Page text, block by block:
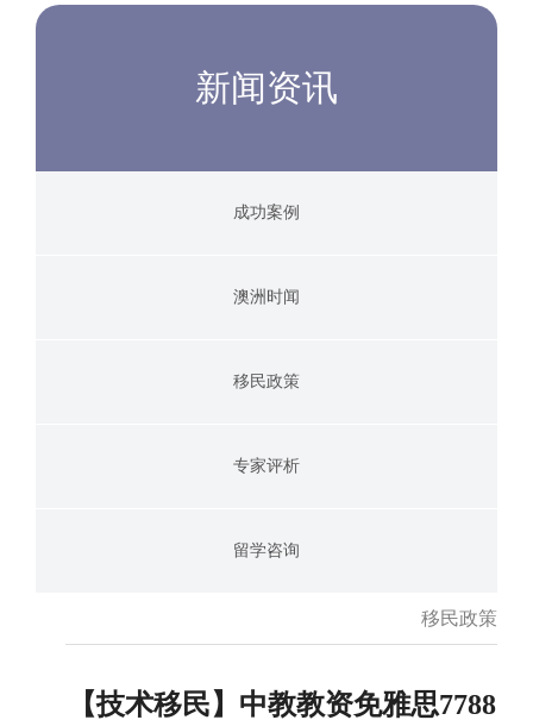
新闻资讯
成功案例
澳洲时闻
移民政策
专家评析
留学咨询
移民政策
【技术移民】中教教资免雅思7788